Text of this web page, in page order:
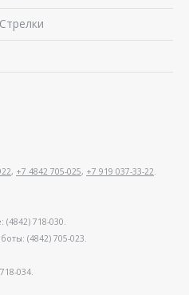
, +7 4842 705-025, +7 919 037-33-22.
718-030.
(4842) 705-023.
034.